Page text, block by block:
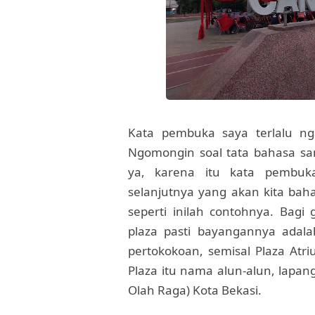
Kata pembuka saya terlalu
Ngomongin soal tata bahasa
ya, karena itu kata
selanjutnya yang akan kita
seperti inilah contohnya. Bagi
plaza pasti bayangannya
pertokokoan, semisal Plaza
Plaza itu nama alun-alun,
Olah Raga) Kota Bekasi.